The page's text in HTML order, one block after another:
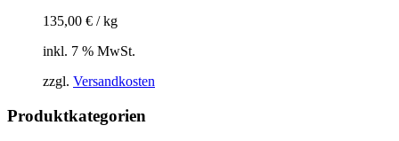
135,00 € /kg
inkl. 7 % MwSt.
zzgl. Versandkosten
Produktkategorien